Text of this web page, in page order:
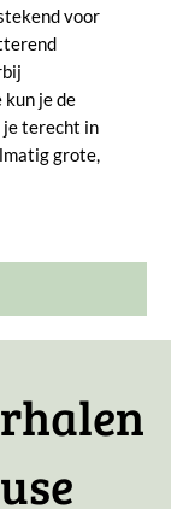
voor
kun je de
je terecht in
grote,